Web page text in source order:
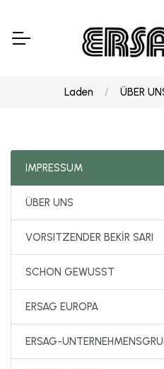
Laden ÜBER
IMPRESSUM
ÜBER UNS
VORSITZENDER BEKİR SARI
SCHON GEWUSST
ERSAG EUROPA
ERSAG-